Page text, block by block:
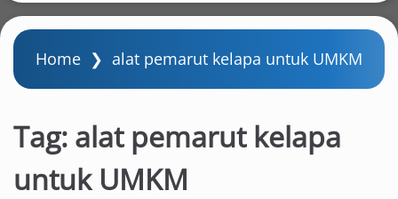
o
Home ❯ alat pemarut kelapa untuk UMKM
Tag: alat pemarut kelapa
untuk UMKM